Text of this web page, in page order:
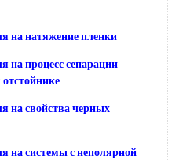
на натяжение пленки
на процесс сепарации
на свойства черных
на системы с неполярной